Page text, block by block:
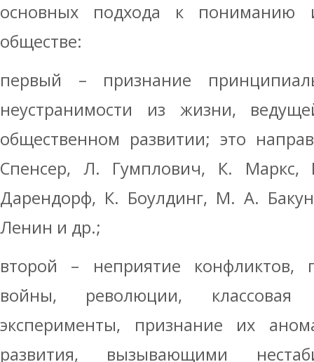
основных подхода к пониманию
обществе:
первый – признание
неустранимости из жизни,
общественном развитии; это
Спенсер, Л. Гумплович, К.
Дарендорф, К. Боулдинг, М. А.
Ленин и др.;
второй – неприятие конфликтов,
войны, революции, классовая
эксперименты, признание их
развития, вызывающими